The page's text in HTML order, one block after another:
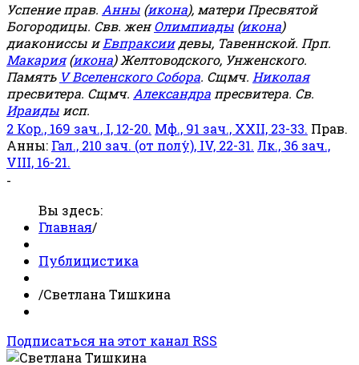
Успение прав. Анны (икона), матери Пресвятой
Богородицы. Свв. женОлимпиады (икона)
диакониссы иЕвпраксиидевы, Тавеннской. Прп.
Макария(икона) Желтоводского, Унженского.
Память V Вселенского Собора. Сщмч. Николая
пресвитера. Сщмч. Александра пресвитера. Св.
Ираиды исп.
2 Кор., 169 зач., I, 12-20. Мф., 91 зач., XXII, 23-33. Прав.
Анны: Гал., 210 зач. (от полу́), IV, 22-31. Лк., 36 зач.,
VIII, 16-21.
-
Вы здесь:
Главная/
Публицистика
/Светлана Тишкина
Подписаться на этот канал RSS